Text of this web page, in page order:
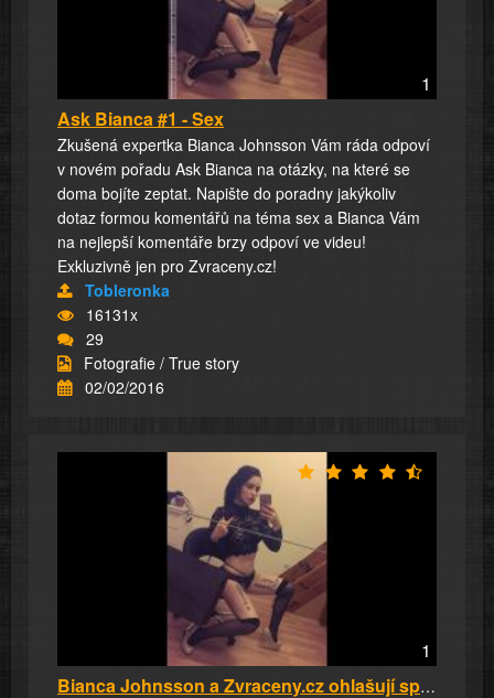
1
Ask Bianca #1 - Sex
Zkušená expertka Bianca Johnsson Vám ráda odpoví
v novém pořadu Ask Bianca na otázky, na které se
doma bojíte zeptat. Napište do poradny jakýkoliv
dotaz formou komentářů na téma sex a Bianca Vám
na nejlepší komentáře brzy odpoví ve videu!
Exkluzivně jen pro Zvraceny.cz!
Tobleronka
16131x
29
Fotografie / True story
02/02/2016
1
Bianca Johnsson a Zvraceny.cz ohlašují spolup...